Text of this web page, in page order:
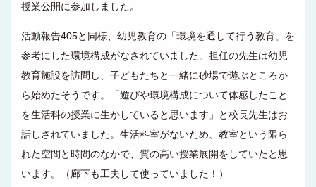
授業公開に参加しました。
活動報告405と同様、幼児教育の「環境を通して行う教育」を
参考にした環境構成がなされていました。担任の先生は幼児
教育施設を訪問し、子どもたちと一緒に砂場で遊ぶところか
ら始めたそうです。「遊びや環境構成について体感したこと
を生活科の授業に生かしていると思います」と校長先生はお
話しされていました。生活科室がないため、教室という限ら
れた空間と時間のなかで、質の高い授業展開をしていたと思
います。（廊下も工夫して使っていました！）